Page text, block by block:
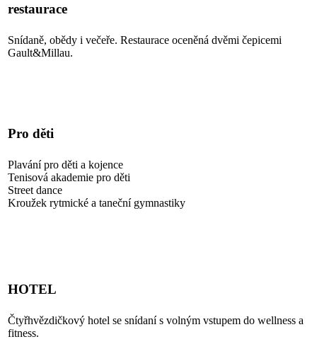
restaurace
Snídaně, obědy i večeře. Restaurace oceněná dvěmi čepicemi
Gault&Millau.
Pro děti
Plavání pro děti a kojence
Tenisová akademie pro děti
Street dance
Kroužek rytmické a taneční gymnastiky
HOTEL
Čtyřhvězdičkový hotel se snídaní s volným vstupem do wellness a
fitness.